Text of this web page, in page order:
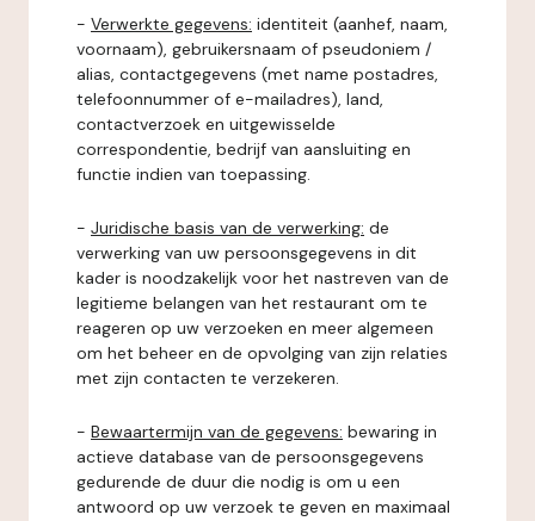
- Verwerkte gegevens: identiteit (aanhef, naam,
voornaam), gebruikersnaam of pseudoniem /
alias, contactgegevens (met name postadres,
telefoonnummer of e-mailadres), land,
contactverzoek en uitgewisselde
correspondentie, bedrijf van aansluiting en
functie indien van toepassing.
- Juridische basis van de verwerking: de
verwerking van uw persoonsgegevens in dit
kader is noodzakelijk voor het nastreven van de
legitieme belangen van het restaurant om te
reageren op uw verzoeken en meer algemeen
om het beheer en de opvolging van zijn relaties
met zijn contacten te verzekeren.
- Bewaartermijn van de gegevens: bewaring in
actieve database van de persoonsgegevens
gedurende de duur die nodig is om u een
antwoord op uw verzoek te geven en maximaal